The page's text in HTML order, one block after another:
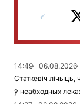
14:49 06.08.2026
Статкевіч лічыць,
ў неабходных